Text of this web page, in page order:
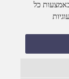
כל